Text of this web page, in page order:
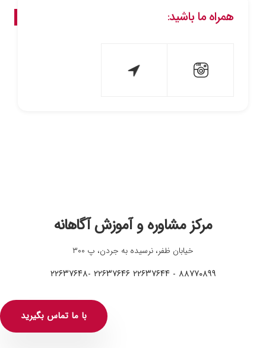
همراه ما باشید:
مرکز مشاوره و آموزش آگاهانه
خیابان ظفر، نرسیده به جردن، پ ۳۰۰
۸۸۷۷۰۸۹۹ - ۲۲۶۳۷۶۴۴ ۲۲۶۳۷۶۴۶ -۲۲۶۳۷۶۴۸
با ما تماس بگیرید